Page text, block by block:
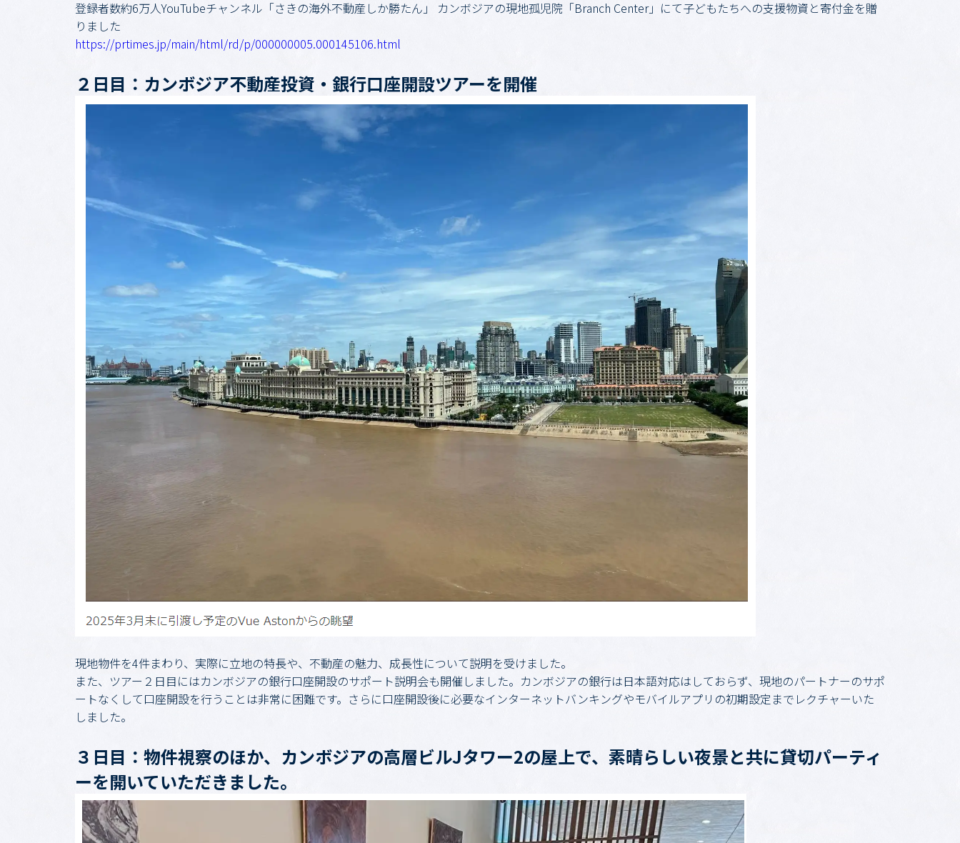
登録者数約6万人YouTubeチャンネル「さきの海外不動産しか勝たん」 カンボジアの現地孤児院「Branch Center」にて子どもたちへの支援物資と寄付金を贈
りました
https://prtimes.jp/main/html/rd/p/000000005.000145106.html
２日目：カンボジア不動産投資・銀行口座開設ツアーを開催
現地物件を4件まわり、実際に立地の特長や、不動産の魅力、成長性について説明を受けました。
また、ツアー２日目にはカンボジアの銀行口座開設のサポート説明会も開催しました。カンボジアの銀行は日本語対応はしておらず、現地のパートナーのサポ
ートなくして口座開設を行うことは非常に困難です。さらに口座開設後に必要なインターネットバンキングやモバイルアプリの初期設定までレクチャーいた
しました。
３日目：物件視察のほか、カンボジアの高層ビルJタワー2の屋上で、素晴らしい夜景と共に貸切パーティ
ーを開いていただきました。